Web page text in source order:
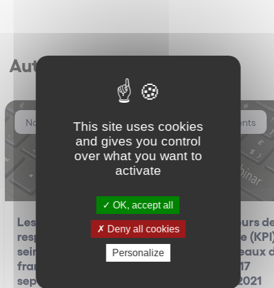
Autres articles
Nos événements
Les enjeux de la
responsabilité RGPD au
sein des réseaux de
franchise – 23
septembre 2021
Nos événements
Les indicateurs
performance
dans les réseaux
franchise – 17
septembre 2021
This site uses cookies
and gives you control
over what you want to
activate
OK, accept all
Deny all cookies
Personalize